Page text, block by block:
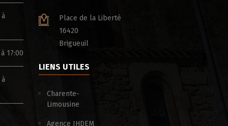
17:00
Place de la Liberté
16420
Brigueuil
LIENS UTILES
Charente-
Limousine
Agence IHDEM